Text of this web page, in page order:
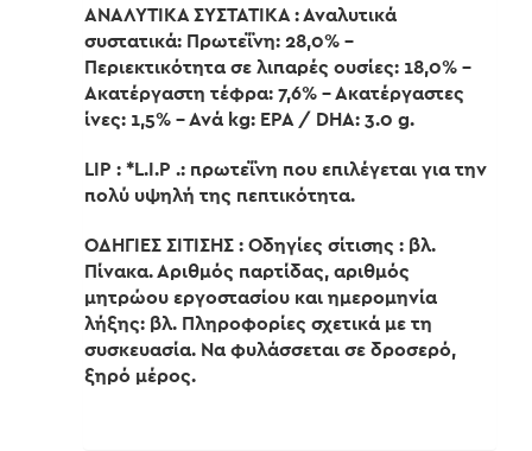
ΑΝΑΛΥΤΙΚΑ ΣΥΣΤΑΤΙΚΑ : Αναλυτικά
συστατικά: Πρωτεΐνη: 28,0% –
Περιεκτικότητα σε λιπαρές ουσίες: 18,0% –
Ακατέργαστη τέφρα: 7,6% – Ακατέργαστες
ίνες: 1,5% – Ανά kg: EPA / DHA: 3.0 g.
LIP : *L.I.P .: πρωτεΐνη που επιλέγεται για την
πολύ υψηλή της πεπτικότητα.
ΟΔΗΓΙΕΣ ΣΙΤΙΣΗΣ : Οδηγίες σίτισης : βλ.
Πίνακα. Αριθμός παρτίδας, αριθμός
μητρώου εργοστασίου και ημερομηνία
λήξης: βλ. Πληροφορίες σχετικά με τη
συσκευασία. Να φυλάσσεται σε δροσερό,
ξηρό μέρος.